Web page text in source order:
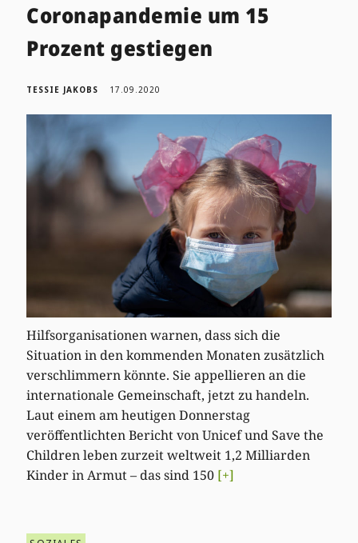
Coronapandemie um 15
Prozent gestiegen
TESSIE JAKOBS 17.09.2020
Hilfsorganisationen warnen, dass sich die
Situation in den kommenden Monaten zusätzlich
verschlimmern könnte. Sie appellieren an die
internationale Gemeinschaft, jetzt zu handeln.
Laut einem am heutigen Donnerstag
veröffentlichten Bericht von Unicef und Save the
Children leben zurzeit weltweit 1,2 Milliarden
Kinder in Armut – das sind 150 [+]